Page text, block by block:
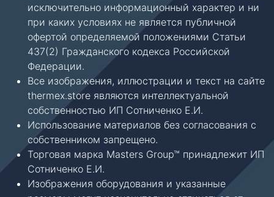
исключительно информационный характер и ни
при каких условиях не является публичной
офертой определяемой положениями Статьи
437(2) Гражданского кодекса Российской
Федерации.
Все изображения, иллюстрации и текст на сайте
thermex.store являются интеллектуальной
собственностью ИП Сотниченко Е.И.
Использование материалов без согласования с
собственником запрещено.
Торговая марка Masters Group™ принадлежит ИП
Сотниченко Е.И.
Изображения оборудования и указанные